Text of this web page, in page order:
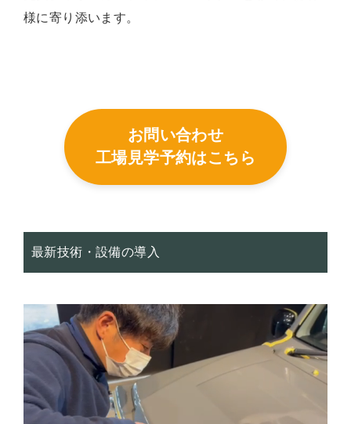
様に寄り添います。
お問い合わせ
工場見学予約はこちら
最新技術・設備の導入